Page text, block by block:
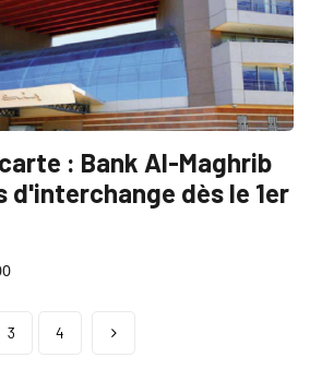
: Bank Al-Maghrib
dès le 1er
3 4